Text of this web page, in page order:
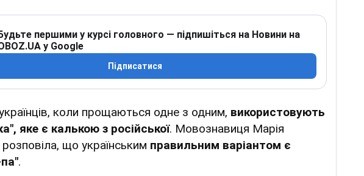
Будьте першими у курсі головного — підпишіться на Новини на
у Google
Підписатися
коли прощаються одне з одним, використовують
яке є калькою з російської. Мовознавиця Марія
що українським правильним варіантом є
.